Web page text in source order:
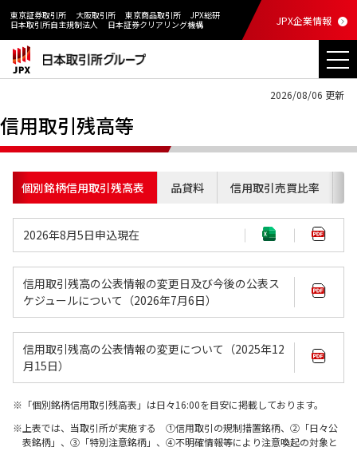
東京証券取引所 大阪取引所 東京商品取引所
JPX総研
日本取引所自主規制法人
日本証券クリアリング機構 JPX企業情報
2026/08/06 更新
信用取引残高等
個別銘柄信用取引残高表 品貸料 信用取引売買比率
2026年8月5日申込現在
信用取引残高の公表情報の変更日及び今後の公表ス
ケジュールについて（2026年7月6日）
信用取引残高の公表情報の変更について（2025年12
月15日）
「個別銘柄信用取引残高表」は日々16:00を目安に掲載しております。
上表では、当取引所が実施する ①信用取引の規制措置銘柄、②「日々公
表銘柄」、③「特別注意銘柄」、④不明確情報等により注意喚起の対象と